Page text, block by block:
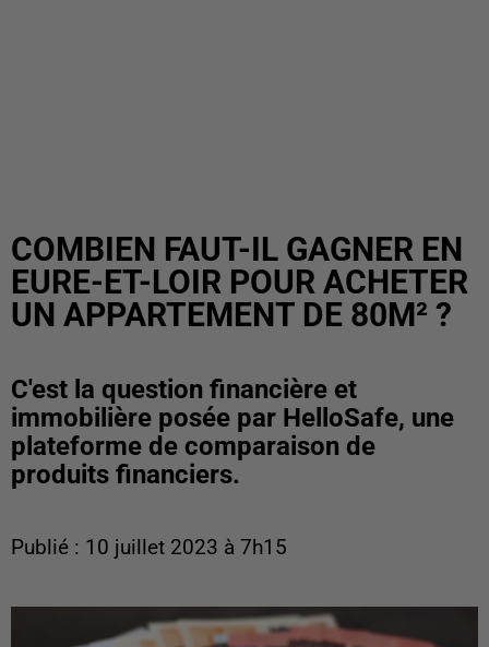
COMBIEN FAUT-IL GAGNER EN
EURE-ET-LOIR POUR ACHETER
UN APPARTEMENT DE 80M² ?
C'est la question financière et
immobilière posée par HelloSafe, une
plateforme de comparaison de
produits financiers.
Publié : 10 juillet 2023 à 7h15